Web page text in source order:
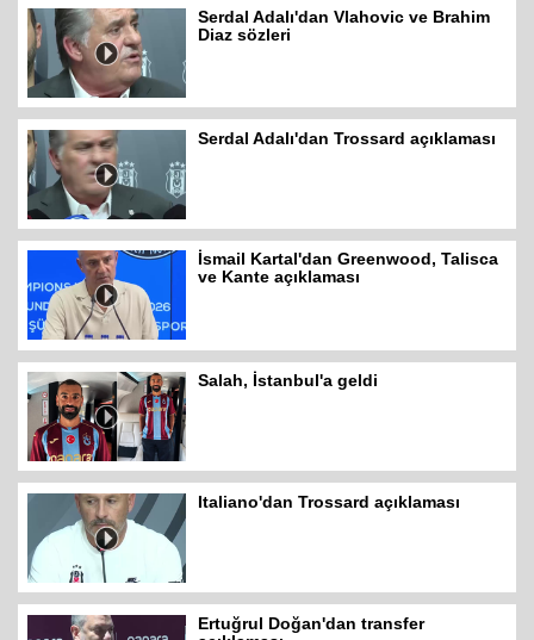
Serdal Adalı'dan Vlahovic ve Brahim
Diaz sözleri
Serdal Adalı'dan Trossard açıklaması
İsmail Kartal'dan Greenwood, Talisca
ve Kante açıklaması
Salah, İstanbul'a geldi
Italiano'dan Trossard açıklaması
Ertuğrul Doğan'dan transfer